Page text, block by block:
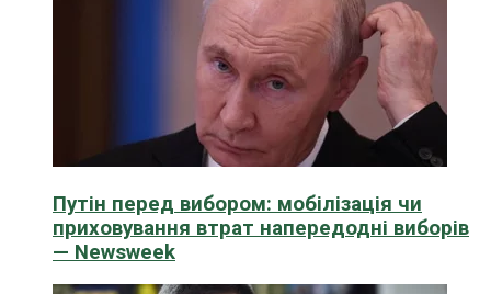
Путін перед вибором: мобілізація чи
приховування втрат напередодні виборів
— Newsweek